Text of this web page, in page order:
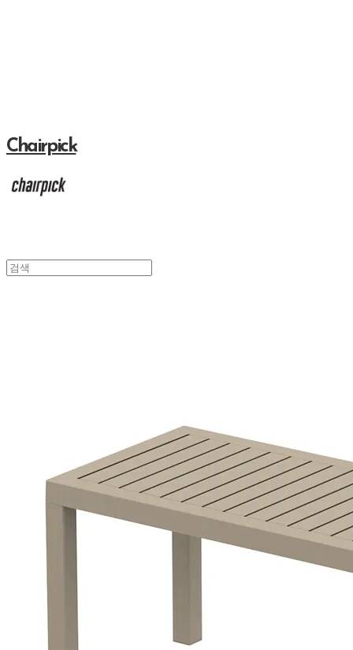
Chairpick